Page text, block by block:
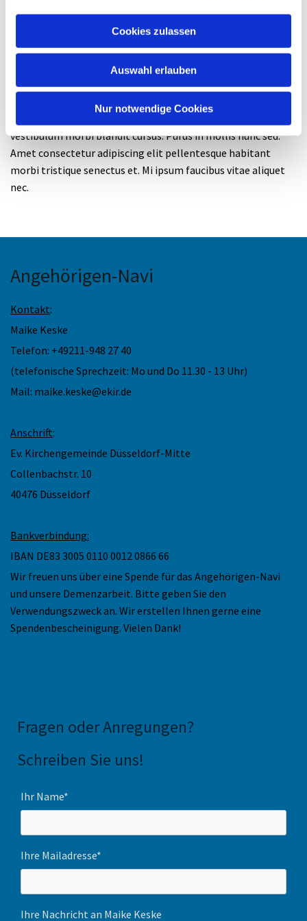
Cookies zulassen
Auswahl erlauben
Nur notwendige Cookies
ornare arcu odio. Dui id ornare arcu odio ut. Ac tortor vitae
purus faucibus ornare suspendisse.
Purus ut faucibus pulvinar elementum integer enim. Nisl nisi
scelerisque eu ultrices vitae auctor eu. Enim sit amet
venenatis urna cursus eget nunc scelerisque. Sed velit
dignissim sodales ut. Pellentesque dignissim enim sit amet
venenatis. Nulla porttitor massa id neque aliquam
vestibulum morbi blandit cursus. Purus in mollis nunc sed.
Amet consectetur adipiscing elit pellentesque habitant
morbi tristique senectus et. Mi ipsum faucibus vitae aliquet
nec.
Angehörigen-Navi
Kontakt:
Maike Keske
Telefon: +49211-948 27 40
(telefonische Sprechzeit: Mo und Do 11.30 - 13 Uhr)
Mail: maike.keske@ekir.de
Anschrift:
Ev. Kirchengemeinde Düsseldorf-Mitte
Collenbachstr. 10
40476 Düsseldorf
Bankverbindung:
IBAN DE83 3005 0110 0012 0866 66
Wir freuen uns über eine Spende für das Angehörigen-Navi
und unsere Demenzarbeit. Bitte geben Sie den
Verwendungszweck an. Wir erstellen Ihnen gerne eine
Spendenbescheinigung. Vielen Dank!
Fragen oder Anregungen?
Schreiben Sie uns!
Ihr Name*
Ihre Mailadresse*
Ihre Nachricht an Maike Keske